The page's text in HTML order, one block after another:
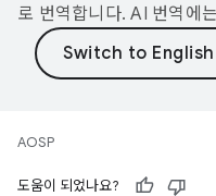
로 번역합니다. AI 번역에
AOSP
도움이 되었나요?